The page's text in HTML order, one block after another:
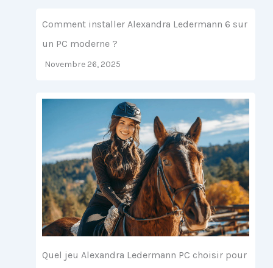
Comment installer Alexandra Ledermann 6 sur
un PC moderne ?
Novembre 26, 2025
Quel jeu Alexandra Ledermann PC choisir pour